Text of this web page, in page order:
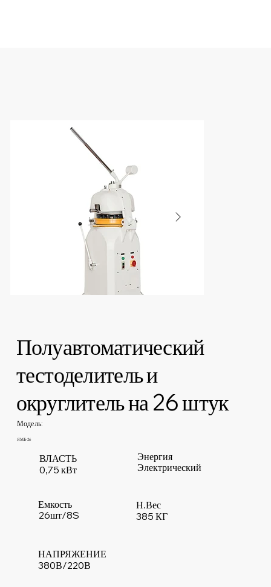
Полуавтоматический
тестоделитель и
округлитель на 26 штук
Модель:
ЯМБ-26
ВЛАСТЬ
0,75 кВт
380В/220В
НАПРЯЖЕНИЕ
385 КГ
Н.Вес
26шт/8S
Емкость
Электрический
Энергия